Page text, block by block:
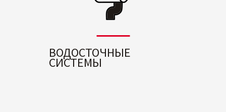
ВОДОСТОЧНЫЕ
СИСТЕМЫ